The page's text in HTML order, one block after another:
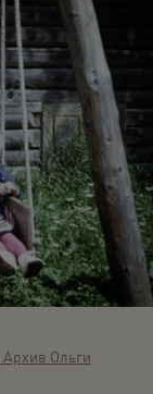
Архив Ольги